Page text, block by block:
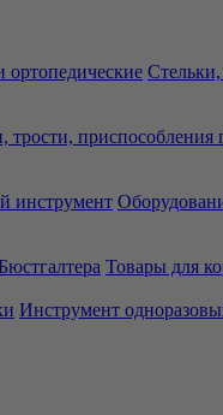
ортопедические Стельки,
трости, приспособления
инструмент
Бюстгалтера Товары для
Инструмент